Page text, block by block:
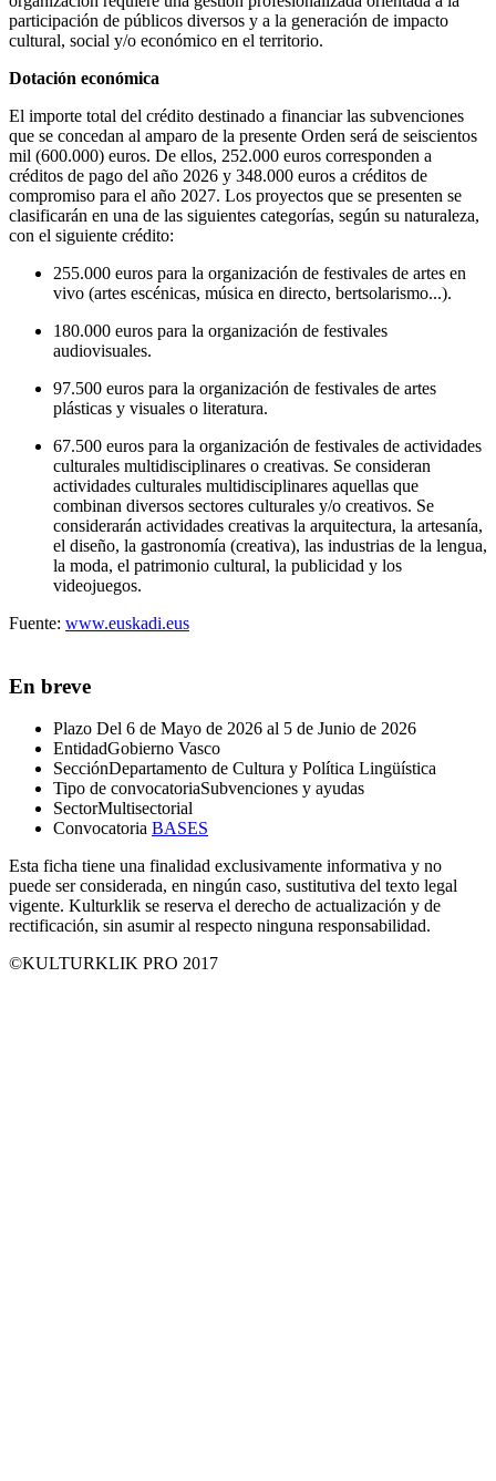
participación de públicos diversos y a la generación de impacto
cultural, social y/o económico en el territorio.
Dotación económica
El importe total del crédito destinado a financiar las subvenciones
que se concedan al amparo de la presente Orden será de seiscientos
mil (600.000) euros. De ellos, 252.000 euros corresponden a
créditos de pago del año 2026 y 348.000 euros a créditos de
compromiso para el año 2027. Los proyectos que se presenten se
clasificarán en una de las siguientes categorías, según su naturaleza,
con el siguiente crédito:
255.000 euros para la organización de festivales de artes en
vivo (artes escénicas, música en directo, bertsolarismo...).
180.000 euros para la organización de festivales
audiovisuales.
97.500 euros para la organización de festivales de artes
plásticas y visuales o literatura.
67.500 euros para la organización de festivales de actividades
culturales multidisciplinares o creativas. Se consideran
actividades culturales multidisciplinares aquellas que
combinan diversos sectores culturales y/o creativos. Se
considerarán actividades creativas la arquitectura, la artesanía,
el diseño, la gastronomía (creativa), las industrias de la lengua,
la moda, el patrimonio cultural, la publicidad y los
videojuegos.
Fuente: www.euskadi.eus
En breve
Plazo Del 6 de Mayo de 2026 al 5 de Junio de 2026
EntidadGobierno Vasco
SecciónDepartamento de Cultura y Política Lingüística
Tipo de convocatoriaSubvenciones y ayudas
SectorMultisectorial
Convocatoria BASES
Esta ficha tiene una finalidad exclusivamente informativa y no
puede ser considerada, en ningún caso, sustitutiva del texto legal
vigente. Kulturklik se reserva el derecho de actualización y de
rectificación, sin asumir al respecto ninguna responsabilidad.
©KULTURKLIK PRO 2017